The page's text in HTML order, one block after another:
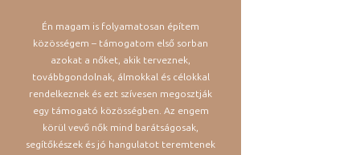
Én magam is folyamatosan építem
közösségem – támogatom első sorban
azokat a nőket, akik terveznek,
továbbgondolnak, álmokkal és célokkal
rendelkeznek és ezt szívesen megosztják
egy támogató közösségben. Az engem
körül vevő nők mind barátságosak,
segítőkészek és jó hangulatot teremtenek